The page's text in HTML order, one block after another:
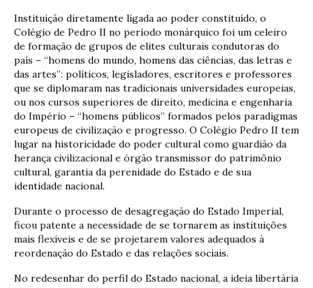
Instituição diretamente ligada ao poder constituído, o
Colégio de Pedro II no período monárquico foi um celeiro
de formação de grupos de elites culturais condutoras do
país – “homens do mundo, homens das ciências, das letras e
das artes”: políticos, legisladores, escritores e professores
que se diplomaram nas tradicionais universidades europeias,
ou nos cursos superiores de direito, medicina e engenharia
do Império – “homens públicos” formados pelos paradigmas
europeus de civilização e progresso. O Colégio Pedro II tem
lugar na historicidade do poder cultural como guardião da
herança civilizacional e órgão transmissor do patrimônio
cultural, garantia da perenidade do Estado e de sua
identidade nacional.
Durante o processo de desagregação do Estado Imperial,
ficou patente a necessidade de se tornarem as instituições
mais flexíveis e de se projetarem valores adequados à
reordenação do Estado e das relações sociais.
No redesenhar do perfil do Estado nacional, a ideia libertária